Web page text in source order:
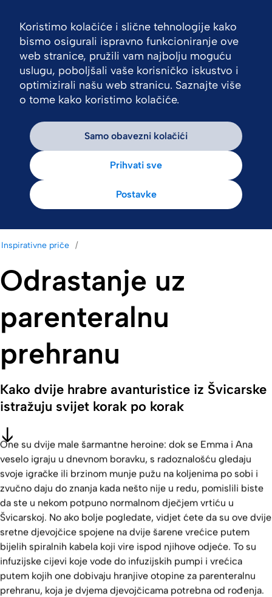
Inspirativne priče
Odrastanje uz
parenteralnu
prehranu
Kako dvije hrabre avanturistice iz Švicarske
istražuju svijet korak po korak
One su dvije male šarmantne heroine: dok se Emma i Ana
veselo igraju u dnevnom boravku, s radoznalošću gledaju
svoje igračke ili brzinom munje pužu na koljenima po sobi i
zvučno daju do znanja kada nešto nije u redu, pomislili biste
da ste u nekom potpuno normalnom dječjem vrtiću u
Švicarskoj. No ako bolje pogledate, vidjet ćete da su ove dvije
sretne djevojčice spojene na dvije šarene vrećice putem
bijelih spiralnih kabela koji vire ispod njihove odjeće. To su
infuzijske cijevi koje vode do infuzijskih pumpi i vrećica
putem kojih one dobivaju hranjive otopine za parenteralnu
prehranu, koja je dvjema djevojčicama potrebna od rođenja.
Koristimo kolačiće i slične tehnologije kako
bismo osigurali ispravno funkcioniranje ove
web stranice, pružili vam najbolju moguću
uslugu, poboljšali vaše korisničko iskustvo i
optimizirali našu web stranicu. Saznajte više
o tome kako koristimo kolačiće.
Samo obavezni kolačići
Prihvati sve
Postavke